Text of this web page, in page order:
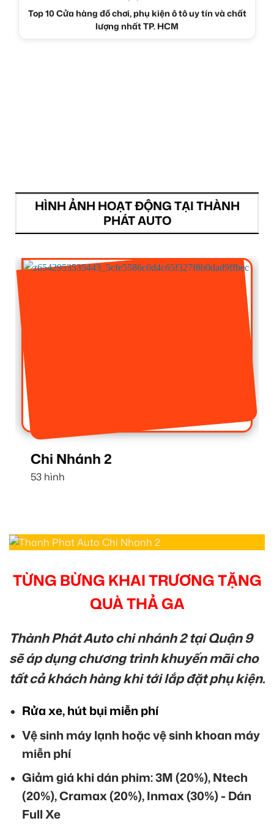
Top 10 Cửa hàng đồ chơi, phụ kiện ô tô uy tín và chất
lượng nhất TP. HCM
HÌNH ẢNH HOẠT ĐỘNG TẠI THÀNH
PHÁT AUTO
Chi Nhánh 1
16 hình
TỪNG BỪNG KHAI TRƯƠNG TẶNG
QUÀ THẢ GA
Thành Phát Auto chi nhánh 2 tại Quận 9
sẽ áp dụng chương trình khuyến mãi cho
tất cả khách hàng khi tới lắp đặt phụ kiện.
Rửa xe, hút bụi miễn phí
Vệ sinh máy lạnh hoặc vệ sinh khoan máy
miễn phí
Giảm giá khi dán phim: 3M (20%), Ntech
(20%), Cramax (20%), Inmax (30%) - Dán
Full Xe